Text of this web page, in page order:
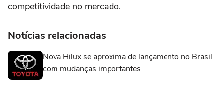
competitividade no mercado.
Notícias relacionadas
Nova Hilux se aproxima de lançamento no Brasil
com mudanças importantes